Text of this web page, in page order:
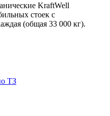
KraftWell
стоек с
(общая 33 000 кг).